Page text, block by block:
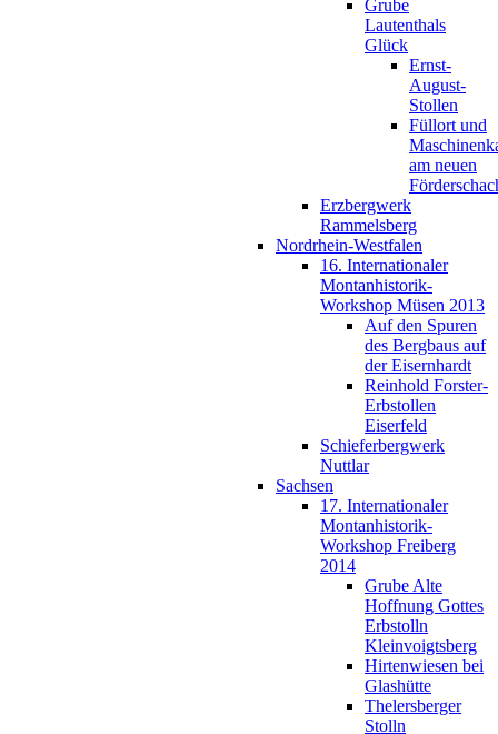
Grube
Lautenthals
Glück
Ernst-
August-
Stollen
Füllort und
am neuen
Erzbergwerk
Rammelsberg
Nordrhein-Westfalen
16. Internationaler
Montanhistorik-
Workshop Müsen 2013
Auf den Spuren
des Bergbaus auf
der Eisernhardt
Reinhold Forster-
Erbstollen
Eiserfeld
Schieferbergwerk
Nuttlar
Sachsen
17. Internationaler
Montanhistorik-
Workshop Freiberg
2014
Grube Alte
Hoffnung Gottes
Erbstolln
Kleinvoigtsberg
Hirtenwiesen bei
Glashütte
Thelersberger
Stolln